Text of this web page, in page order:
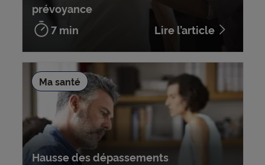
prévoyance
7 min
Lire l’article
Hausse des dépassements
Ma santé